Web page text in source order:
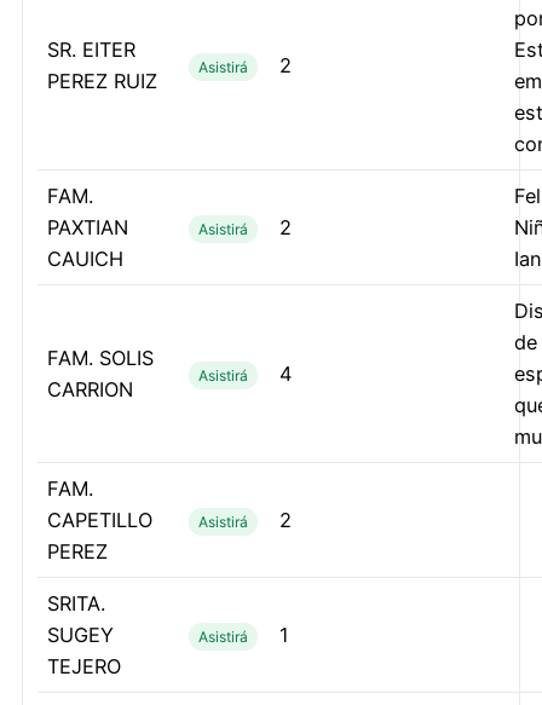
SR. EITER
PEREZ RUIZ
Asistirá 2
FAM.
PAXTIAN
CAUICH
Asistirá 2
FAM. SOLIS
CARRION
Asistirá 4
de
FAM.
CAPETILLO
PEREZ
Asistirá 2
SRITA.
SUGEY
TEJERO
Asistirá 1